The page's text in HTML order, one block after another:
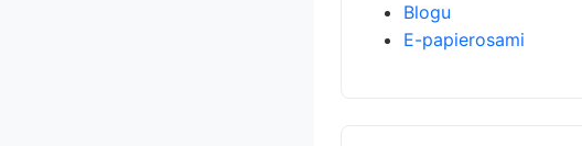
Blogu
E-papierosami